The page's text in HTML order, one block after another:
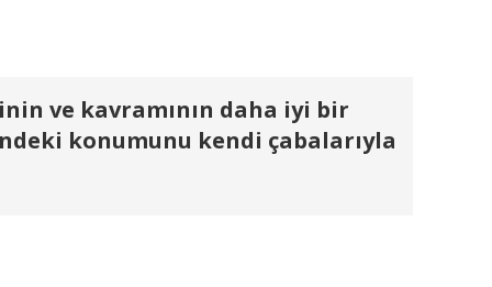
ve kavramının daha iyi bir
konumunu kendi çabalarıyla